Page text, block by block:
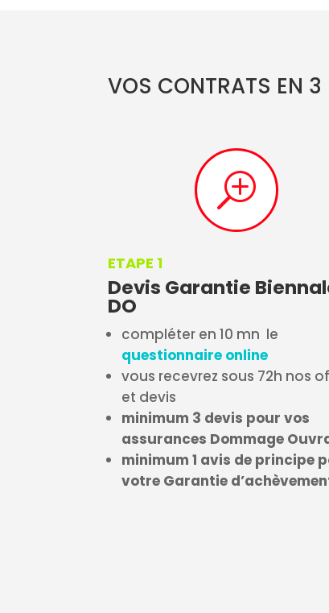
VOS CONTRATS EN
T
ETAPE 1
Devis Garantie
DO
compléter en 10 mn le
questionnaire online
vous recevrez sous 72h nos
et devis
minimum 3 devis pour vos
assurances Dommage
minimum 1 avis de principe
votre Garantie